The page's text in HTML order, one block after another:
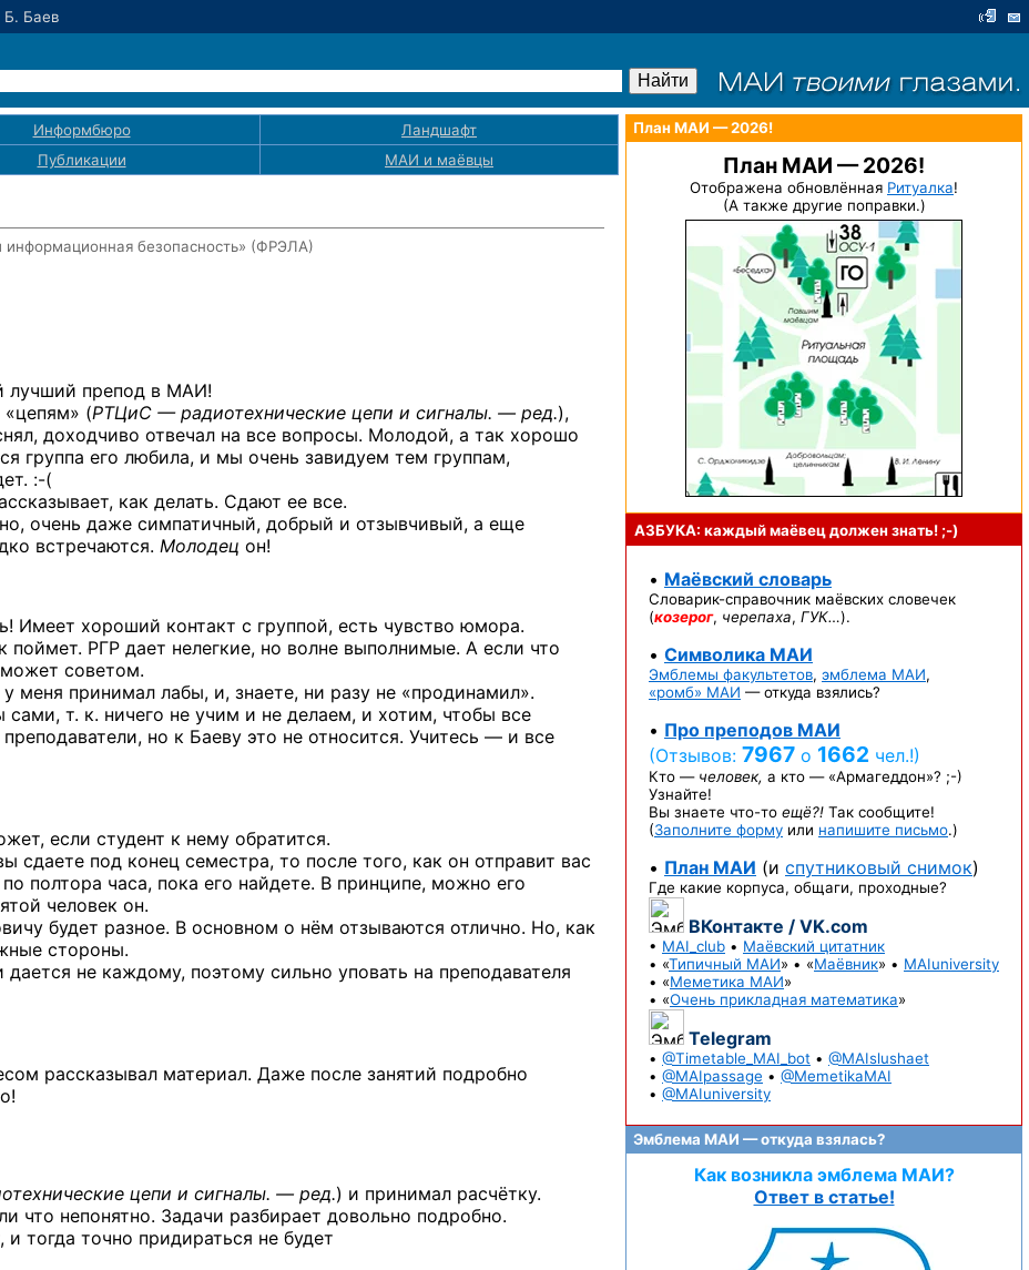
Б. Баев
Информбюро
Ландшафт
Публикации МАИ и маёвцы
безопасность» (ФРЭЛА)
лучший препод в МАИ!
(РТЦиС — радиотехнические цепи и сигналы. — ред.),
доходчиво отвечал на все вопросы. Молодой, а так хорошо
группа его любила, и мы очень завидуем тем группам,
:-(
как делать. Сдают ее все.
очень даже симпатичный, добрый и отзывчивый, а еще
встречаются. Молодец он!
Имеет хороший контакт с группой, есть чувство юмора.
РГР дает нелегкие, но волне выполнимые. А если что
советом.
меня принимал лабы, и, знаете, ни разу не «продинамил».
т. к. ничего не учим и не делаем, и хотим, чтобы все
но к Баеву это не относится. Учитесь — и все
если студент к нему обратится.
сдаете под конец семестра, то после того, как он отправит вас
полтора часа, пока его найдете. В принципе, можно его
человек он.
будет разное. В основном о нём отзываются отлично. Но, как
стороны.
не каждому, поэтому сильно уповать на преподавателя
рассказывал материал. Даже после занятий подробно
цепи и сигналы. — ред.) и принимал расчётку.
что непонятно. Задачи разбирает довольно подробно.
тогда точно придираться не будет
План МАИ — 2026!
План МАИ — 2026!
Отображена обновлённая Ритуалка!
(А также другие поправки.)
АЗБУКА: каждый маёвец должензнать! ;-)
• Маёвский словарь
Словарик-справочник маёвских словечек
(козерог, черепаха, ГУК…).
• Символика МАИ
Эмблемы факультетов, эмблема МАИ,
«ромб» МАИ — откуда взялись?
• Про преподов МАИ
(Отзывов: 7967 о 1662 чел.!)
Кто — человек, а кто — «Армагеддон»? ;-)
Узнайте!
Вы знаете что-то ещё?! Так сообщите!
(Заполните форму или напишите письмо.)
• План МАИ (и спутниковый снимок)
Где какие корпуса, общаги, проходные?
ВКонтакте / VK.com
• MAI_club • Маёвский цитатник
• «Типичный МАИ» • «Маёвник» • MAIuniversity
• «Меметика МАИ»
• «Очень прикладная математика»
Telegram
• @Timetable_MAI_bot • @MAIslushaet
• @MAIpassage • @MemetikaMAI
• @MAIuniversity
Эмблема МАИ — откуда взялась?
Как возникла эмблема МАИ?
Ответ в статье!